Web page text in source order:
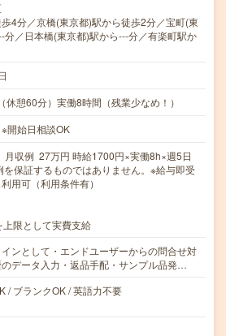
4分／京橋(東京都)駅から徒歩2分／宝町(東
分／日本橋(東京都)駅から---分／有楽町駅か
休憩60分）実働8時間（残業少なめ！）
始日相談OK
収例 27万円 時給1700円×実働8h×週5日
保証するものではありません。※給与即受
用可（利用条件有）
限として実費支給
ンとして・エンドユーザーからの問合せ対
データ入力・返品手配・サンプル品発…
/ ブランクOK / 英語力不要